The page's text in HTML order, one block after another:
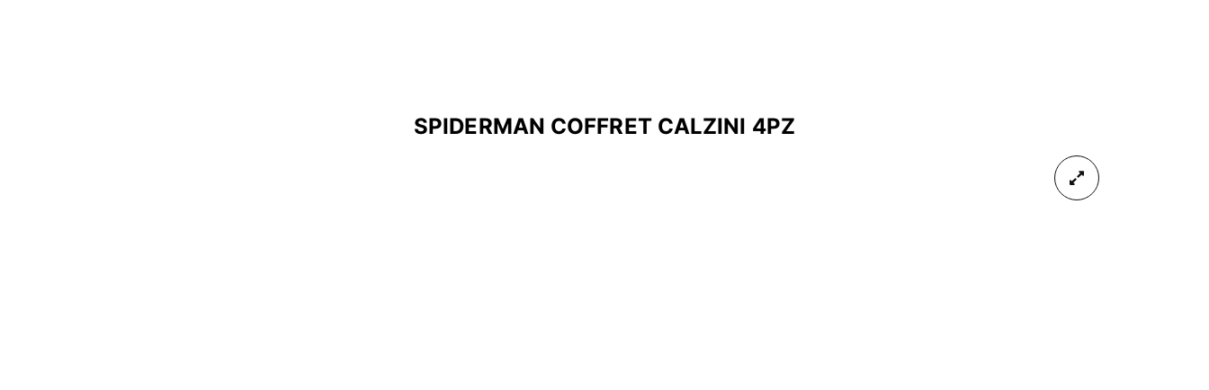
SPIDERMAN COFFRET CALZINI 4PZ